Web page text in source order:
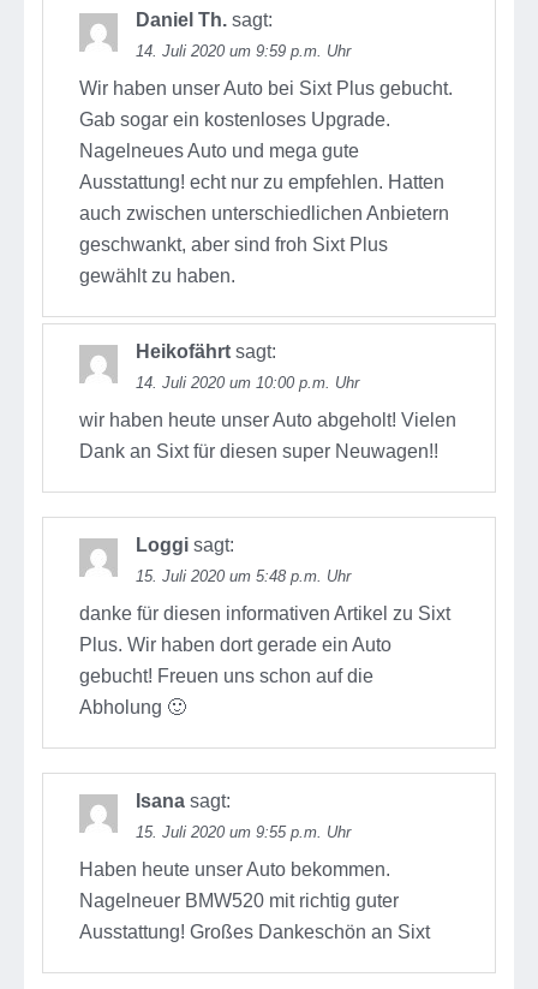
Daniel Th. sagt:
14. Juli 2020 um 9:59 p.m. Uhr
Wir haben unser Auto bei Sixt Plus gebucht.
Gab sogar ein kostenloses Upgrade.
Nagelneues Auto und mega gute
Ausstattung! echt nur zu empfehlen. Hatten
auch zwischen unterschiedlichen Anbietern
geschwankt, aber sind froh Sixt Plus
gewählt zu haben.
Heikofährt sagt:
14. Juli 2020 um 10:00 p.m. Uhr
wir haben heute unser Auto abgeholt! Vielen
Dank an Sixt für diesen super Neuwagen!!
Loggi sagt:
15. Juli 2020 um 5:48 p.m. Uhr
danke für diesen informativen Artikel zu Sixt
Plus. Wir haben dort gerade ein Auto
gebucht! Freuen uns schon auf die
Abholung 🙂
Isana sagt:
15. Juli 2020 um 9:55 p.m. Uhr
Haben heute unser Auto bekommen.
Nagelneuer BMW520 mit richtig guter
Ausstattung! Großes Dankeschön an Sixt